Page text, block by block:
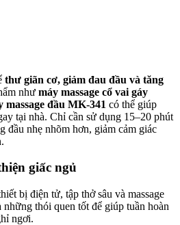
thư giãn cơ, giảm đau đầu và tăng
như máy massage cổ vai gáy
massage đầu MK-341 có thể giúp
tại nhà. Chỉ cần sử dụng 15–20 phút
đầu nhẹ nhõm hơn, giảm cảm giác
giấc ngủ
bị điện tử, tập thở sâu và massage
thói quen tốt để giúp tuần hoàn
ngơi.